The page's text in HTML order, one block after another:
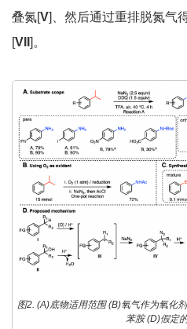
叠氮[V] 、然后通过重排脱氮气
[VII ]。
图2. (A)底物适用范围 (B)氧气作为氧化
苯胺 (D)假定